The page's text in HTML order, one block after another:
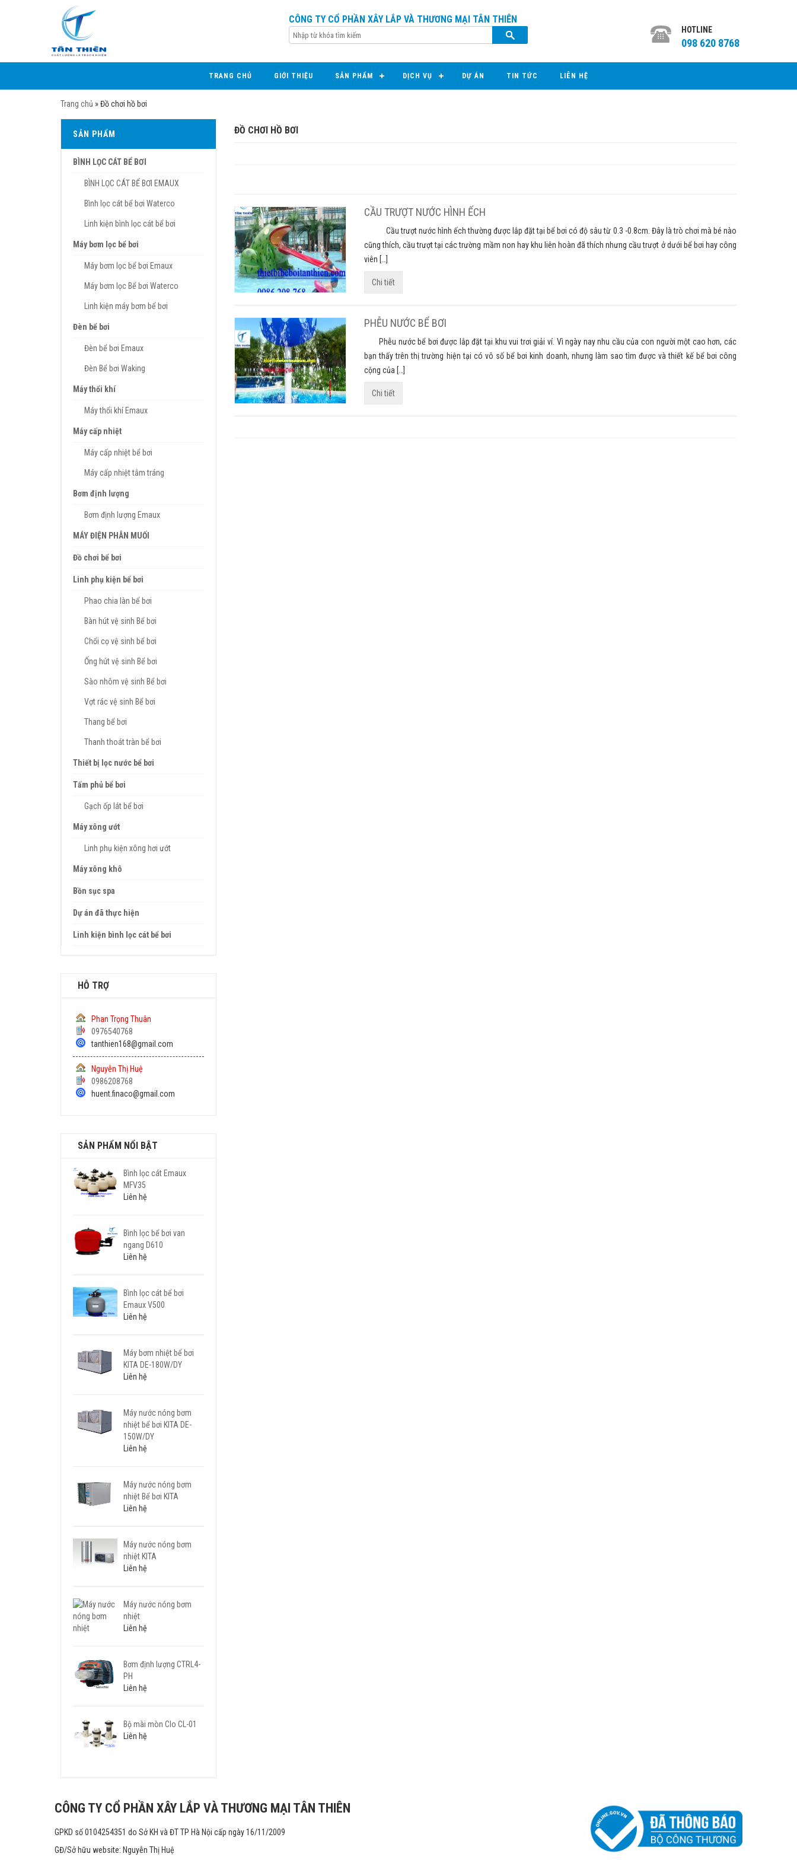
CÔNG TY CỔ PHẦN XÂY LẮP VÀ THƯƠNG MẠI TÂN THIÊN
HOTLINE
098 620 8768
TRANG CHỦ GIỚI THIỆU SẢN PHẨM DỊCH VỤ DỰ ÁN TIN TỨC LIÊN HỆ
Trang chủ »Đồ chơi hồ bơi
SẢN PHẨM
BÌNH LỌC CÁT BỂ BƠI
BÌNH LỌC CÁT BỂ BƠI EMAUX
Bình lọc cát bể bơi Waterco
Linh kiện bình lọc cát bể bơi
Máy bơm lọc bể bơi
Máy bơm lọc bể bơi Emaux
Máy bơm lọc Bể bơi Waterco
Linh kiện máy bơm bể bơi
Đèn bể bơi
Đèn bể bơi Emaux
Đèn Bể bơi Waking
Máy thổi khí
Máy thổi khí Emaux
Máy cấp nhiệt
Máy cấp nhiệt bể bơi
Máy cấp nhiệt tắm tráng
Bơm định lượng
Bơm định lượng Emaux
MÁY ĐIỆN PHÂN MUỐI
Đồ chơi bể bơi
Linh phụ kiện bể bơi
Phao chia làn bể bơi
Bàn hút vệ sinh Bể bơi
Chổi cọ vệ sinh bể bơi
Ống hút vệ sinh Bể bơi
Sào nhôm vệ sinh Bể bơi
Vợt rác vệ sinh Bể bơi
Thang bể bơi
Thanh thoát tràn bể bơi
Thiết bị lọc nước bể bơi
Tấm phủ bể bơi
Gạch ốp lát bể bơi
Máy xông ướt
Linh phụ kiện xông hơi ướt
Máy xông khô
Bồn sục spa
Dự án đã thực hiện
Linh kiện bình lọc cát bể bơi
HỖ TRỢ
Phan Trọng Thuân
0976540768
tanthien168@gmail.com
Nguyễn Thị Huệ
0986208768
huent.finaco@gmail.com
SẢN PHẨM NỔI BẬT
Bình lọc cát Emaux
MFV35
Liên hệ
Bình lọc bể bơi van
ngang D610
Liên hệ
Bình lọc cát bể bơi
Emaux V500
Liên hệ
Máy bơm nhiệt bể bơi
KITA DE-180W/DY
Liên hệ
Máy nước nóng bơm
nhiệt bể bơi KITA DE-
150W/DY
Liên hệ
Máy nước nóng bơm
nhiệt Bể bơi KITA
Liên hệ
Máy nước nóng bơm
nhiệt KITA
Liên hệ
Máy nước nóng bơm
nhiệt
Liên hệ
Bơm định lượng CTRL4-
PH
Liên hệ
Bộ mài mòn Clo CL-01
Liên hệ
ĐỒ CHƠI HỒ BƠI
CẦU TRƯỢT NƯỚC HÌNH ẾCH
Cầu trượt nước hình ếch thường được lắp đặt tại bể bơi có độ sâu từ 0.3 -0.8cm. Đây là trò chơi mà bé nào
cũng thích, cầu trượt tại các trường mầm non hay khu liên hoàn đã thích nhưng cầu trượt ở dưới bể bơi hay công
viên […]
Chi tiết
PHỄU NƯỚC BỂ BƠI
Phễu nước bể bơi được lắp đặt tại khu vui trơi giải ví. Vì ngày nay nhu cầu của con người một cao hơn, các
bạn thấy trên thị trường hiện tại có vô số bể bơi kinh doanh, nhưng làm sao tìm được và thiết kế bể bơi công
cộng của […]
Chi tiết
CÔNG TY CỔ PHẦN XÂY LẮP VÀ THƯƠNG MẠI TÂN THIÊN
GPKD số 0104254351 do Sở KH và ĐT TP Hà Nội cấp ngày 16/11/2009
GĐ/Sở hữu website: Nguyễn Thị Huệ